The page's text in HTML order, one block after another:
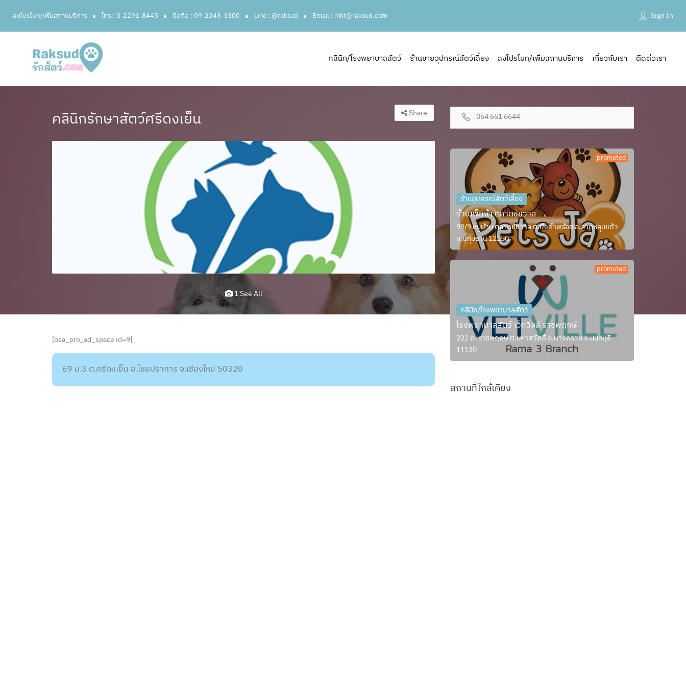
ลงโปรโมท/เพิ่มสถานบริการ โทร : 0-2291-8445 มือถือ : 09-2243-3300 Line : @raksud Email : mkt@raksud.com Sign In
คลินิก/โรงพยาบาลสัตว์ ร้านขายอุปกรณ์สัตว์เลี้ยง ลงโปรโมท/เพิ่มสถานบริการ เกี่ยวกับเรา ติดต่อเรา
คลินิกรักษาสัตว์ศรีดงเย็น Share
1 See All
[bsa_pro_ad_space id=9]
69 ม.3 ต.ศรีดงเย็น อ.ไชยปราการ จ.เชียงใหม่ 50320
064 651 6644
promoted
ร้านอุปกรณ์สัตว์เลี้ยง
ร้านเพ็ทจ้า ตลาดชัชวาล
99/9 หมู่บ้าน ตลาดชัชวาล ต.บึงคำพร้อย อ.ลาดหลุมแก้ว
จ.ปทุมธานี 12150
promoted
คลินิก/โรงพยาบาลสัตว์
โรงพยาบาลสัตว์ เว็ทวิลล์ ราชพฤกษ์
222 ถ. ราชพฤกษ์ ต.มหาสวัสดิ์ อ.บางกรวย จ.นนทบุรี
11130
สถานที่ใกล้เคียง